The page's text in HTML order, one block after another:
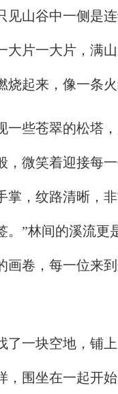
见山谷中一侧是
大片一大片，满
起来，像一条火
一些苍翠的松塔
，微笑着迎接每
掌，纹路清晰，
。”林间的溪流
画卷，每一位来
了一块空地，铺
围坐在一起开始